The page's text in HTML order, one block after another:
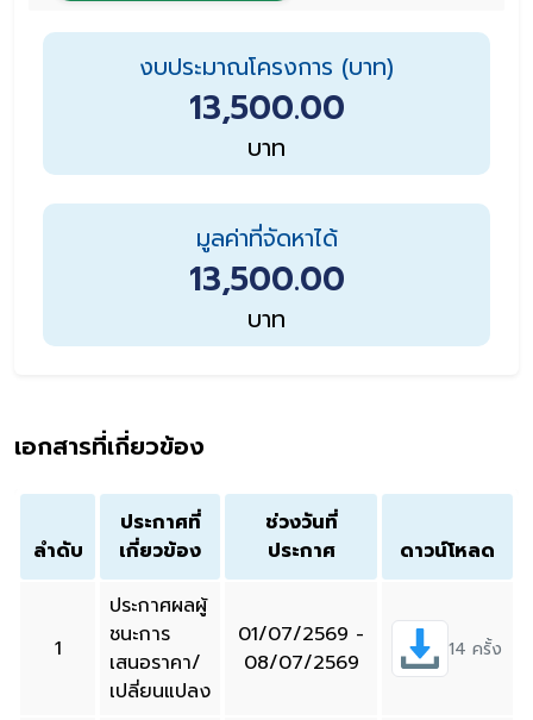
งบประมาณโครงการ (บาท)
13,500.00
บาท
มูลค่าที่จัดหาได้
13,500.00
บาท
เอกสารที่เกี่ยวข้อง
ลำดับ
ประกาศที่
เกี่ยวข้อง
ช่วงวันที่
ประกาศ
ดาวน์โหลด
1
ประกาศผลผู้
ชนะการ
เสนอราคา/
เปลี่ยนแปลง
01/07/2569 -
08/07/2569
14 ครั้ง